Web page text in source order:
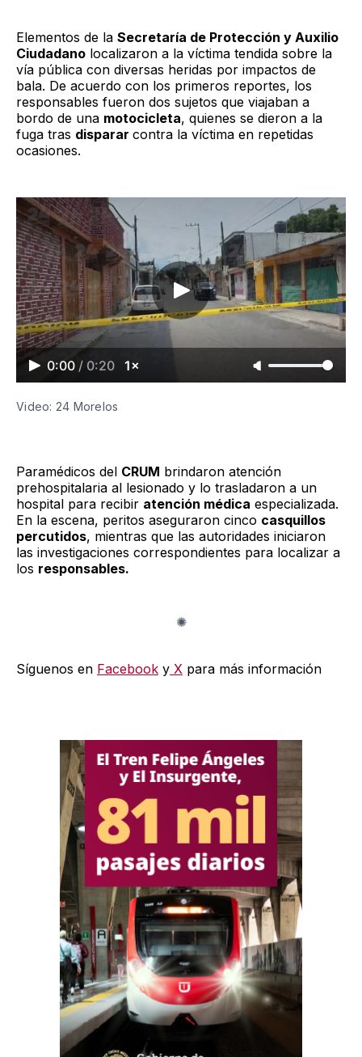
Elementos de la Secretaría de Protección y Auxilio
Ciudadano localizaron a la víctima tendida sobre la
vía pública con diversas heridas por impactos de
bala. De acuerdo con los primeros reportes, los
responsables fueron dos sujetos que viajaban a
bordo de una motocicleta, quienes se dieron a la
fuga tras disparar contra la víctima en repetidas
ocasiones.
0:00 / 0:20 1×
Video: 24 Morelos
Paramédicos del CRUM brindaron atención
prehospitalaria al lesionado y lo trasladaron a un
hospital para recibir atención médica especializada.
En la escena, peritos aseguraron cinco casquillos
percutidos, mientras que las autoridades iniciaron
las investigaciones correspondientes para localizar a
los responsables.
Síguenos en Facebook y X para más información